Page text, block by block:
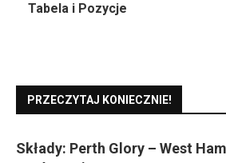
Tabela i Pozycje
PRZECZYTAJ KONIECZNIE!
Składy: Perth Glory – West